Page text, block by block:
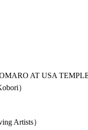
AT USA
）
Artists）